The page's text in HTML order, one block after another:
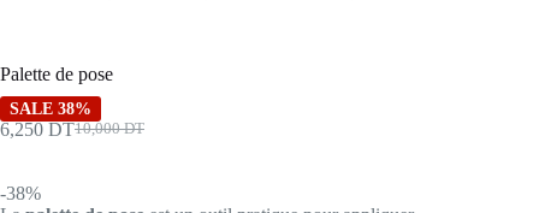
Palette de pose
SALE 38%
10,000DT
Le
6,250 DTLe
-38%